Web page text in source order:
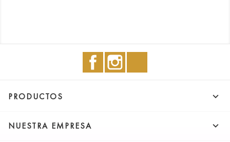
Facebook
PRODUCTOS 
NUESTRA EMPRESA 